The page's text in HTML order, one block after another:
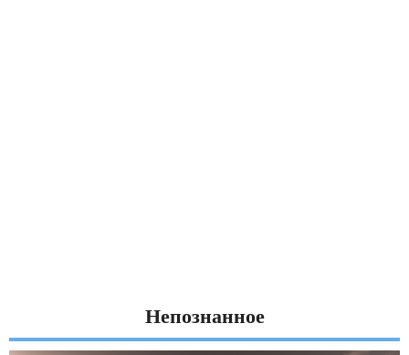
Непознанное